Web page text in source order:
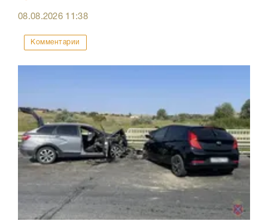
08.08.2026 11:38
Комментарии